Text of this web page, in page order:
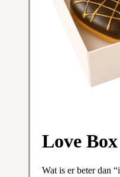
Love
Wat is er beter dan